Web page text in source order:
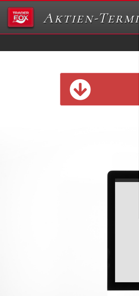
Aktien-